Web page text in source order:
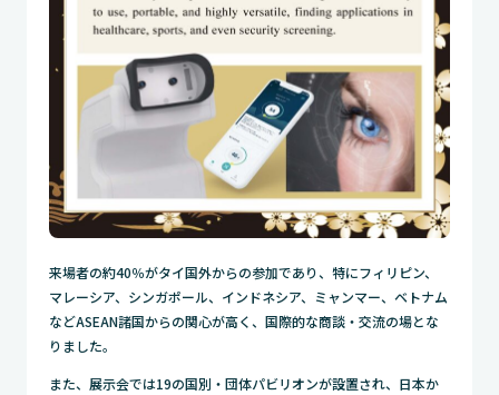
来場者の約40％がタイ国外からの参加であり、特にフィリピン、
マレーシア、シンガポール、インドネシア、ミャンマー、ベトナム
などASEAN諸国からの関心が高く、国際的な商談・交流の場とな
りました。
また、展示会では19の国別・団体パビリオンが設置され、日本か